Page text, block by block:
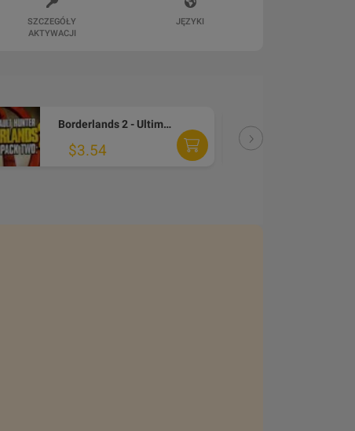
SZCZEGÓŁY
AKTYWACJI
JĘZYKI
Borderlands 2 - Ultimate Vault Hunters Upgrade Pack 2 DLC PC Steam CD Key
$3.54